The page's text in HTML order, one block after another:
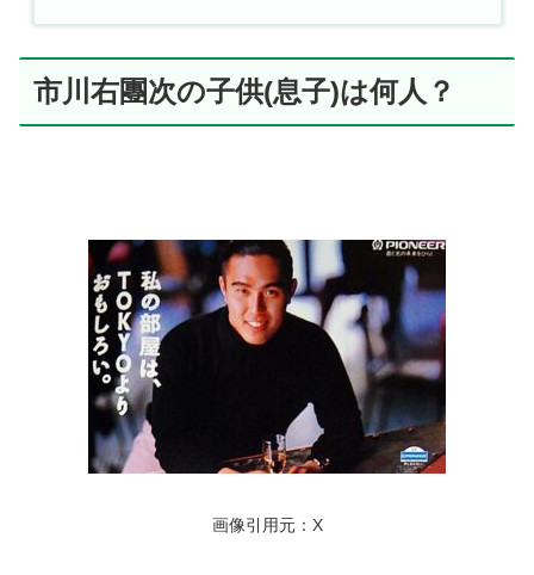
市川右團次の子供(息子)は何人？
画像引用元：X